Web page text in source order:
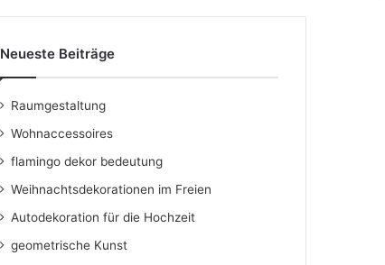
Neueste Beiträge
Raumgestaltung
Wohnaccessoires
flamingo dekor bedeutung
Weihnachtsdekorationen im Freien
Autodekoration für die Hochzeit
geometrische Kunst